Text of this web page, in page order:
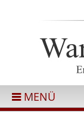
MENÜ